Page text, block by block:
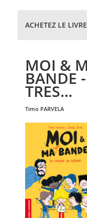
ACHETEZ LE LIVRE
MOI &
BANDE
TRES...
timo PARVELA